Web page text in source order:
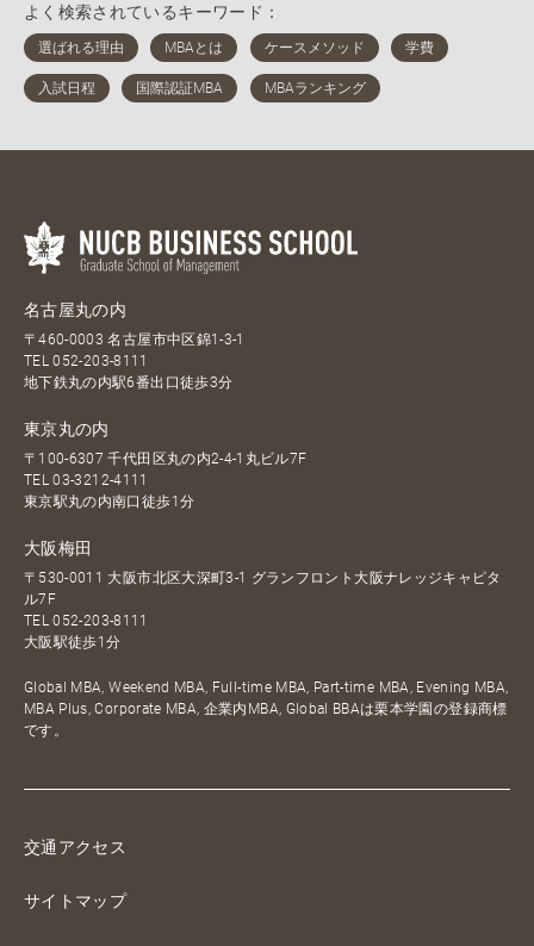
よく検索されているキーワード：
名古屋丸の内
〒460-0003 名古屋市中区錦1-3-1
TEL052-203-8111
地下鉄丸の内駅6番出口徒歩3分
東京丸の内
〒100-6307 千代田区丸の内2-4-1丸ビル7F
TEL03-3212-4111
東京駅丸の内南口徒歩1分
大阪梅田
〒530-0011 大阪市北区大深町3-1 グランフロント大阪ナレッジキャピタ
ル7F
TEL052-203-8111
大阪駅徒歩1分
Global MBA, Weekend MBA, Full-time MBA, Part-time MBA, Evening MBA,
MBA Plus, Corporate MBA, 企業内MBA, Global BBAは栗本学園の登録商標
です。
交通アクセス
サイトマップ